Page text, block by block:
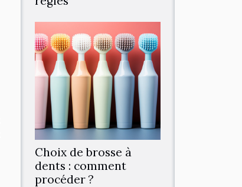
Choix de brosse à
dents : comment
procéder ?